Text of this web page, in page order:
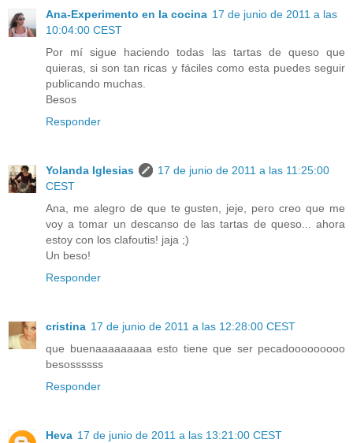
Ana-Experimento en la cocina 17 de junio de 2011 a las
10:04:00 CEST
Por mí sigue haciendo todas las tartas de queso que
quieras, si son tan ricas y fáciles como esta puedes seguir
publicando muchas.
Besos
Responder
Yolanda Iglesias
17 de junio de 2011 a las 11:25:00
CEST
Ana, me alegro de que te gusten, jeje, pero creo que me
voy a tomar un descanso de las tartas de queso... ahora
estoy con los clafoutis! jaja ;)
Un beso!
Responder
cristina 17 de junio de 2011 a las 12:28:00 CEST
que buenaaaaaaaaa esto tiene que ser pecadooooooooo
besossssss
Responder
Heva 17 de junio de 2011 a las 13:21:00 CEST